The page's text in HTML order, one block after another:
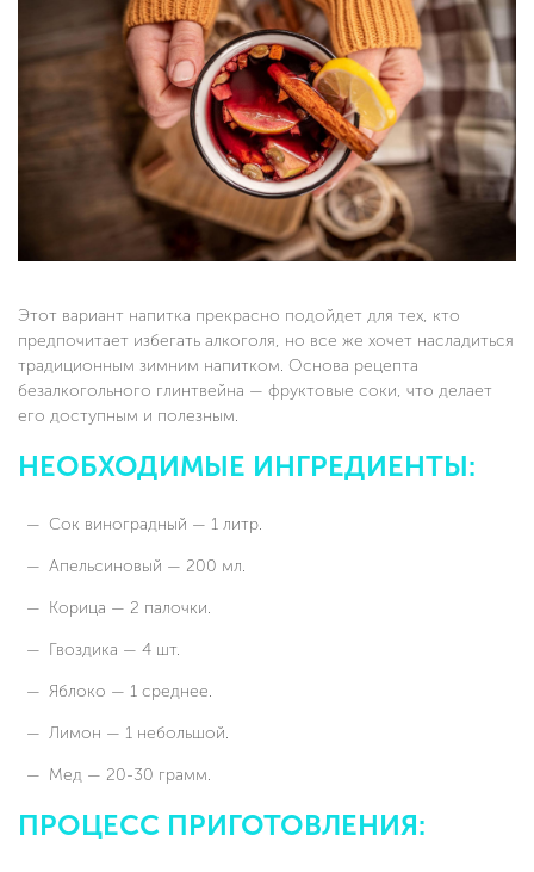
Этот вариант напитка прекрасно подойдет для тех, кто
предпочитает избегать алкоголя, но все же хочет насладиться
традиционным зимним напитком. Основа рецепта
безалкогольного глинтвейна — фруктовые соки, что делает
его доступным и полезным.
НЕОБХОДИМЫЕ ИНГРЕДИЕНТЫ:
Сок виноградный — 1 литр.
Апельсиновый — 200 мл.
Корица — 2 палочки.
Гвоздика — 4 шт.
Яблоко — 1 среднее.
Лимон — 1 небольшой.
Мед — 20-30 грамм.
ПРОЦЕСС ПРИГОТОВЛЕНИЯ: